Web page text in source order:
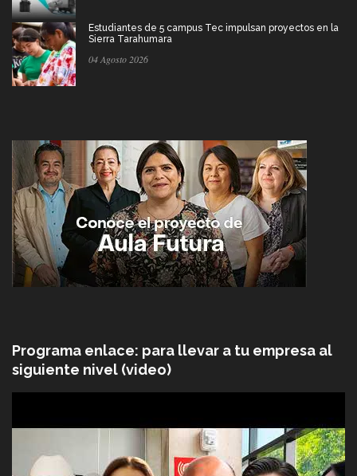
Estudiantes de 5 campus Tec impulsan proyectos en la
Sierra Tarahumara
04 Agosto 2026
Programa enlace: para llevar a tu empresa al
siguiente nivel (video)